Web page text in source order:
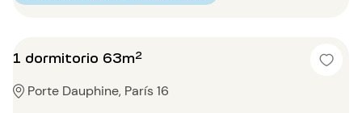
1 dormitorio 63m²
Porte Dauphine, París 16